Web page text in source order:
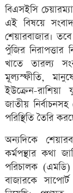
বিএসইসি
এই বিষয়ে
শেয়ারবাজার।
পুঁজির নিরাপত্তার
খাতে তারল্য
মূল্যস্ফীতি,
ইউক্রেন-রাশিয়া
জাতীয়
পরিস্থিতি তৈরি
অন্যদিকে
কর্মপন্থার কথা
পরিচালক
বাজারকে